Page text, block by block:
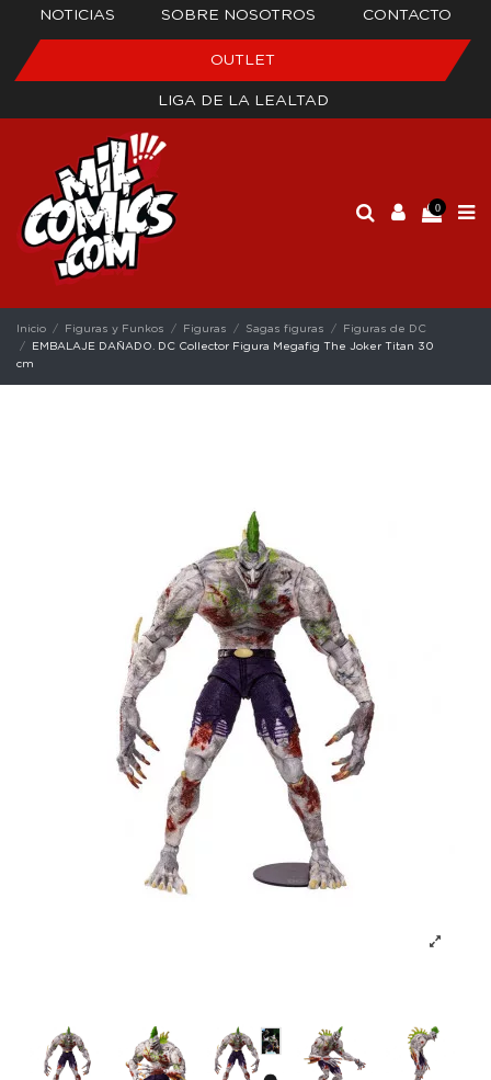
NOTICIAS SOBRE NOSOTROS CONTACTO
OUTLET
LIGA DE LA LEALTAD
0
Inicio Figuras y Funkos Figuras Sagas figuras
Figuras de DC
EMBALAJE DAÑADO. DC Collector Figura Megafig The Joker Titan 30
cm